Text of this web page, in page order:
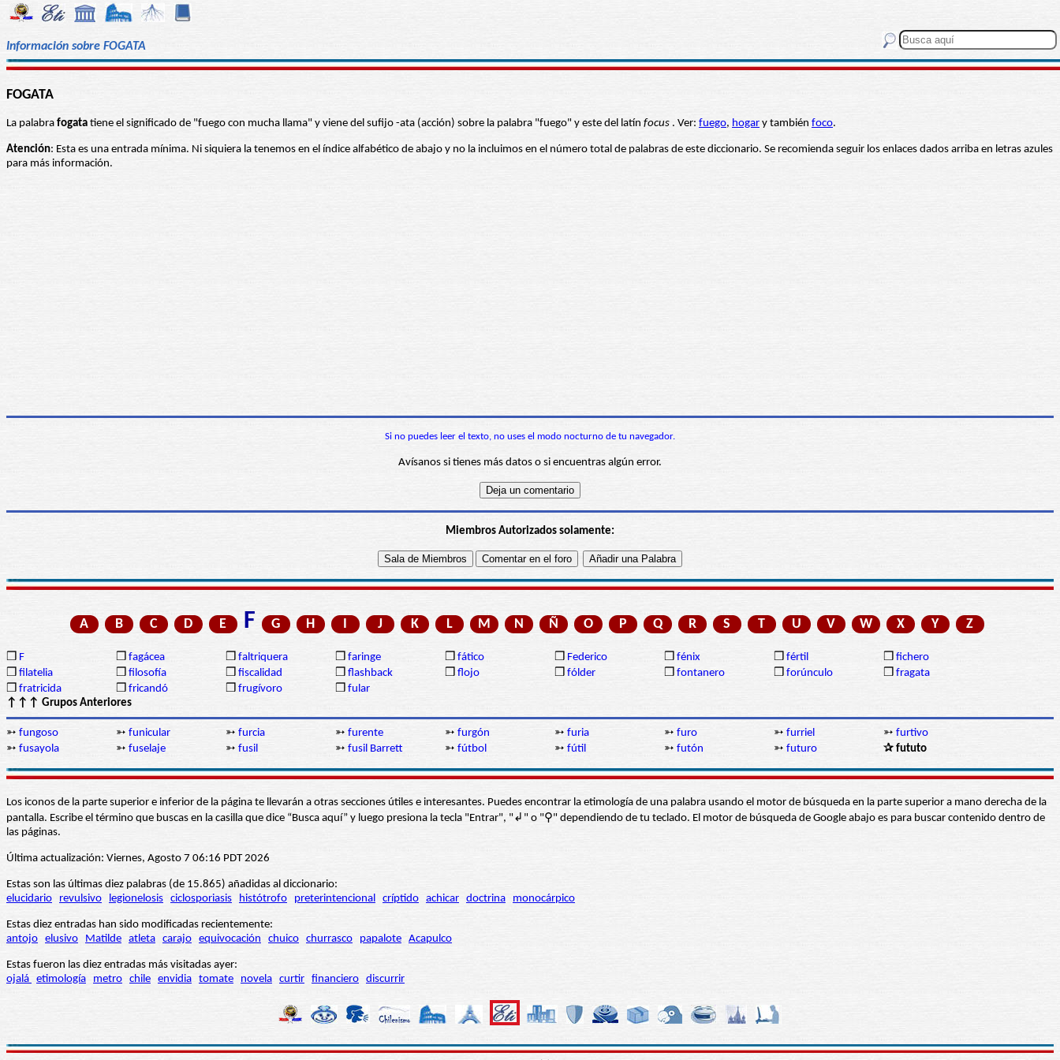
Información sobre FOGATA
FOGATA
La palabra fogata tiene el significado de "fuego con mucha llama" y viene del sufijo -ata (acción) sobre la palabra "fuego" y este del latín focus . Ver: fuego, hogar y también foco.
Atención: Esta es una entrada mínima. Ni siquiera la tenemos en el índice alfabético de abajo y no la incluimos en el número total de palabras de este diccionario. Se recomienda seguir los enlaces dados arriba en letras azules
para más información.
Si no puedes leer el texto, no uses el modo nocturno de tu navegador.
Avísanos si tienes más datos o si encuentras algún error.
Miembros Autorizados solamente:
A B C D E F G H I J K L M N Ñ O P Q R S T U V W X Y Z
❒ F ❒ fagácea ❒ faltriquera ❒ faringe ❒ fático ❒ Federico ❒ fénix ❒ fértil ❒ fichero
❒ filatelia ❒ filosofía ❒ fiscalidad ❒ flashback ❒ flojo ❒ fólder ❒ fontanero ❒ forúnculo ❒ fragata
❒ fratricida ❒ fricandó ❒ frugívoro ❒ fular
↑↑↑ Grupos Anteriores
➳ fungoso ➳ funicular ➳ furcia ➳ furente ➳ furgón ➳ furia ➳ furo ➳ furriel ➳ furtivo
➳ fusayola ➳ fuselaje ➳ fusil ➳ fusil Barrett ➳ fútbol ➳ fútil ➳ futón ➳ futuro ✰ fututo
Los iconos de la parte superior e inferior de la página te llevarán a otras secciones útiles e interesantes. Puedes encontrar la etimología de una palabra usando el motor de búsqueda en la parte superior a mano derecha de la
pantalla. Escribe el término que buscas en la casilla que dice “Busca aquí” y luego presiona la tecla "Entrar", "↲" o "⚲" dependiendo de tu teclado. El motor de búsqueda de Google abajo es para buscar contenido dentro de
las páginas.
Última actualización: Viernes, Agosto 7 06:16 PDT 2026
Estas son las últimas diez palabras (de 15.865) añadidas al diccionario:
elucidario
revulsivo legionelosis ciclosporiasis histótrofo preterintencional críptido achicar doctrina monocárpico
Estas diez entradas han sido modificadas recientemente:
antojo elusivo Matilde atleta carajo equivocación chuico churrasco papalote Acapulco
Estas fueron las diez entradas más visitadas ayer:
ojalá etimología metro chile envidia tomate novela curtir financiero discurrir